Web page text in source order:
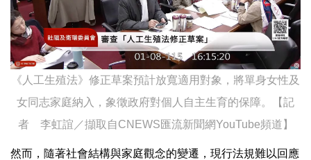
《人工生殖法》修正草案預計放寬適用對象，將單身女性及
女同志家庭納入，象徵政府對個人自主生育的保障。【記
者 李虹誼／擷取自CNEWS匯流新聞網YouTube頻道】
然而，隨著社會結構與家庭觀念的變遷，現行法規難以回應